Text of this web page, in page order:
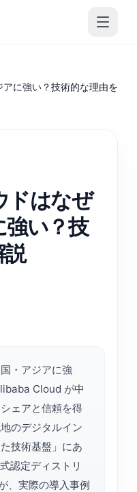
に強い？技術的な理由を
ドはなぜ
強い？技
説
・アジアに強
Cloud が中
ェアと信頼を得
のデジタルイン
技術基盤」にあ
認定ディストリ
、実際の導入事例